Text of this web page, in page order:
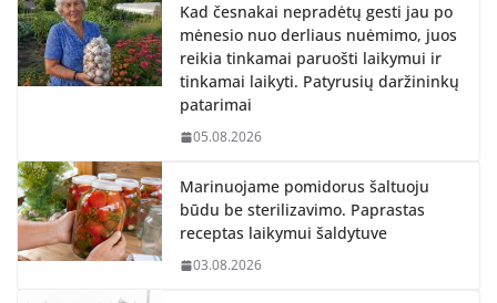
Kad česnakai nepradėtų gesti jau po
mėnesio nuo derliaus nuėmimo, juos
reikia tinkamai paruošti laikymui ir
tinkamai laikyti. Patyrusių daržininkų
patarimai
05.08.2026
Marinuojame pomidorus šaltuoju
būdu be sterilizavimo. Paprastas
receptas laikymui šaldytuve
03.08.2026